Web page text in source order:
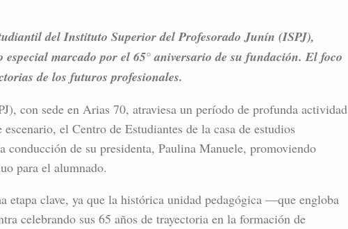
del Instituto Superior del Profesorado Junín (ISPJ),
marcado por el 65° aniversario de su fundación. El foco
de los futuros profesionales.
con sede en Arias 70, atraviesa un período de profunda actividad
el Centro de Estudiantes de la casa de estudios
de su presidenta, Paulina Manuele, promoviendo
para el alumnado.
etapa clave, ya que la histórica unidad pedagógica —que engloba
celebrando sus 65 años de trayectoria en la formación de